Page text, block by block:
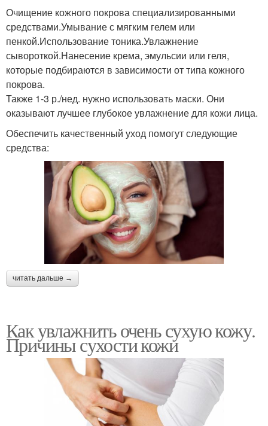
Очищение кожного покрова специализированными
средствами.Умывание с мягким гелем или
пенкой.Использование тоника.Увлажнение
сывороткой.Нанесение крема, эмульсии или геля,
которые подбираются в зависимости от типа кожного
покрова.
Также 1-3 р./нед. нужно использовать маски. Они
оказывают лучшее глубокое увлажнение для кожи лица.
Обеспечить качественный уход помогут следующие
средства:
читать дальше →
Как увлажнить очень сухую кожу.
Причины сухости кожи